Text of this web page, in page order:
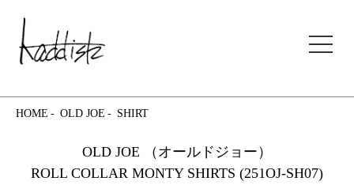
kaddish development store
HOME OLD JOE SHIRT
OLD JOE （オールドジョー）
ROLL COLLAR MONTY SHIRTS (251OJ-SH07)